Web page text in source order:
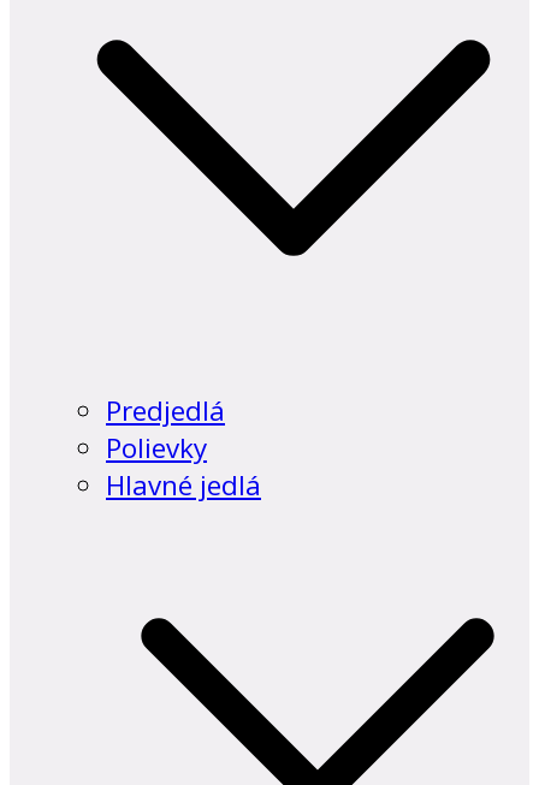
Predjedlá
Polievky
Hlavné jedlá